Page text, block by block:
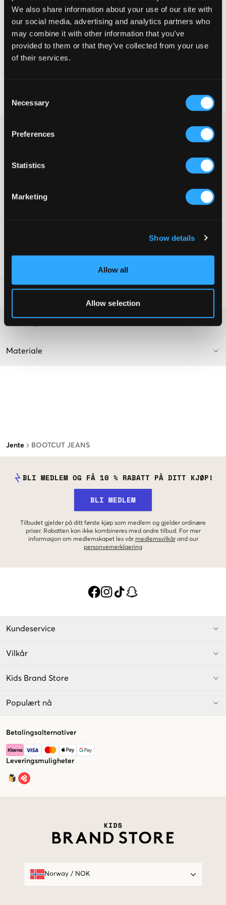
We also share information about your use of our site with
our social media, advertising and analytics partners who
may combine it with other information that you’ve
provided to them or that they’ve collected from your use
of their services.
Selection
Necessary
Preferences
Statistics
Marketing
Show details
Allow all
Allow selection
Jente BOOTCUT JEANS
STØRRELSESTABELL
VELG EN STØRRELSE
Retur- og bytterett i 60 dager
Blå femlommersjeans fra Gant i bootcut-modell. Midjen er
normalhøy og justerbar på innsiden slik at jeansene skal sitte så
nederst. Gylfen består av knapp og glidelås. Dette er en av de
Femlommersmodell
Materiale
BLI MEDLEM OG FÅ 10 % RABATT PÅ DITT KJØP!
BLI MEDLEM
Tilbudet gjelder på ditt første kjøp som medlem og gjelder ordinære
priser. Rabatten kan ikke kombineres med andre tilbud. For mer
informasjon om medlemskapet les vår medlemsvilkår and our
personvernerklaering
Kundeservice
Vilkår
Kids Brand Store
Populært nå
Betalingsalternativer
Leveringsmuligheter
Norway/ NOK